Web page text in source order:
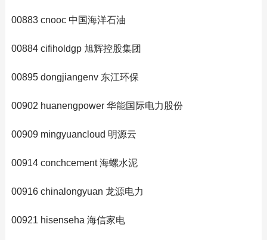
00883 cnooc 中国海洋石油
00884 cifiholdgp 旭辉控股集团
00895 dongjiangenv 东江环保
00902 huanengpower 华能国际电力股份
00909 mingyuancloud 明源云
00914 conchcement 海螺水泥
00916 chinalongyuan 龙源电力
00921 hisenseha 海信家电